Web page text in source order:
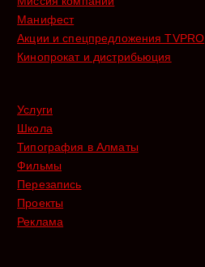
Манифест
Акции и спецпредложения TVPRO
Кинопрокат и дистрибьюция
Услуги
Школа
Типография в Алматы
Фильмы
Перезапись
Проекты
Реклама